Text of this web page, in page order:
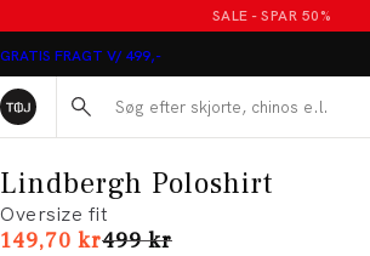
SALE - SPAR 50%
GRATIS FRAGT V/ 499,-
Søg her...
Lindbergh Poloshirt
Oversize fit
149,70 krI alt (uden rabat)
499 kr